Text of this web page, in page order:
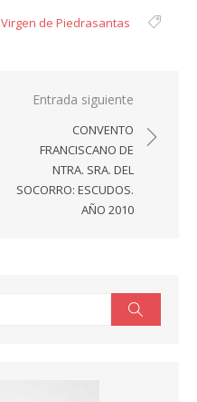
Virgen de Piedrasantas
Entrada siguiente
CONVENTO
FRANCISCANO DE
NTRA. SRA. DEL
SOCORRO: ESCUDOS.
AÑO 2010